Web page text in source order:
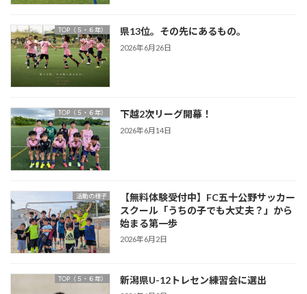
TOP（５・６年） 県13位。その先にあるもの。
2026年6月26日
TOP（５・６年） 下越2次リーグ開幕！
2026年6月14日
活動の様子
【無料体験受付中】FC五十公野サッカー
スクール「うちの子でも大丈夫？」から
始まる第一歩
2026年6月2日
TOP（５・６年） 新潟県U-12トレセン練習会に選出